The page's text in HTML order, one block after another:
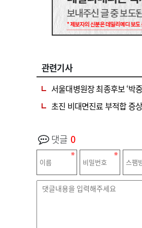
관련기사
서울대병원장 최종후보 ‘박
초진 비대면진료 부적합 증
댓글 0